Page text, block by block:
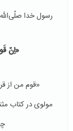
رسول خدا
«اِنّ
«قوم‌ من از
مولوی در کتاب